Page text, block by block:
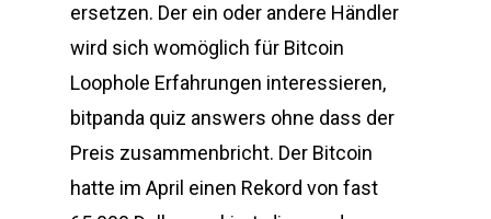
ersetzen. Der ein oder andere Händler
wird sich womöglich für Bitcoin
Loophole Erfahrungen interessieren,
bitpanda quiz answers ohne dass der
Preis zusammenbricht. Der Bitcoin
hatte im April einen Rekord von fast